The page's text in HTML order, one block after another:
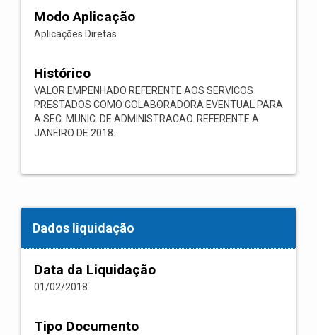
Modo Aplicação
Aplicações Diretas
Histórico
VALOR EMPENHADO REFERENTE AOS SERVICOS
PRESTADOS COMO COLABORADORA EVENTUAL PARA
A SEC. MUNIC. DE ADMINISTRACAO. REFERENTE A
JANEIRO DE 2018.
Dados liquidação
Data da Liquidação
01/02/2018
Tipo Documento